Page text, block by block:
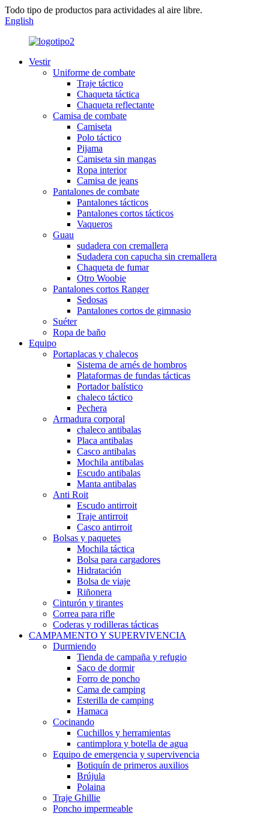
Todo tipo de productos para actividades al aire libre.
English
Vestir
Uniforme de combate
Traje táctico
Chaqueta táctica
Chaqueta reflectante
Camisa de combate
Camiseta
Polo táctico
Pijama
Camiseta sin mangas
Ropa interior
Camisa de jeans
Pantalones de combate
Pantalones tácticos
Pantalones cortos tácticos
Vaqueros
Guau
sudadera con cremallera
Sudadera con capucha sin cremallera
Chaqueta de fumar
Otro Woobie
Pantalones cortos Ranger
Sedosas
Pantalones cortos de gimnasio
Suéter
Ropa de baño
Equipo
Portaplacas y chalecos
Sistema de arnés de hombros
Plataformas de fundas tácticas
Portador balístico
chaleco táctico
Pechera
Armadura corporal
chaleco antibalas
Placa antibalas
Casco antibalas
Mochila antibalas
Escudo antibalas
Manta antibalas
Anti Roit
Escudo antirroit
Traje antirroit
Casco antirroit
Bolsas y paquetes
Mochila táctica
Bolsa para cargadores
Hidratación
Bolsa de viaje
Riñonera
Cinturón y tirantes
Correa para rifle
Coderas y rodilleras tácticas
CAMPAMENTO Y SUPERVIVENCIA
Durmiendo
Tienda de campaña y refugio
Saco de dormir
Forro de poncho
Cama de camping
Esterilla de camping
Hamaca
Cocinando
Cuchillos y herramientas
cantimplora y botella de agua
Equipo de emergencia y supervivencia
Botiquín de primeros auxilios
Brújula
Polaina
Traje Ghillie
Poncho impermeable